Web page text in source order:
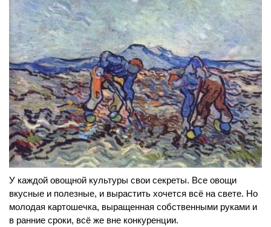
У каждой овощной культуры свои секреты. Все овощи
вкусные и полезные, и вырастить хочется всё на свете. Но
молодая картошечка, выращенная собственными руками и
в ранние сроки, всё же вне конкуренции.